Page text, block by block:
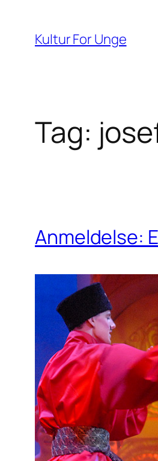
indhold
Kultur For Unge
Tag:
Anmeldelse: